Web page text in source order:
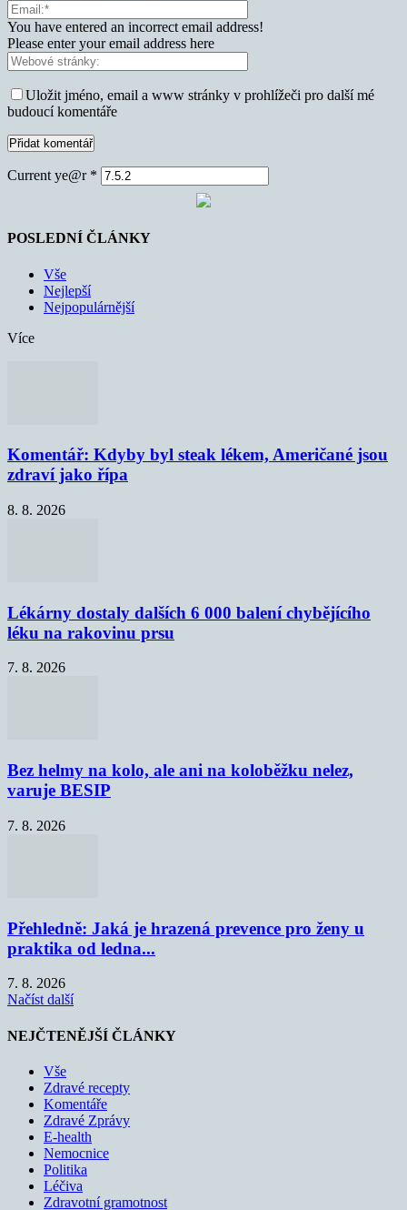
You have entered an incorrect email address!
Please enter your email address here
Uložit jméno, email a www stránky v prohlížeči pro další mé
budoucí komentáře
Current ye@r *
POSLEDNÍ ČLÁNKY
Vše
Nejlepší
Nejpopulárnější
Více
Komentář: Kdyby byl steak lékem, Američané jsou
zdraví jako řípa
8. 8. 2026
Lékárny dostaly dalších 6 000 balení chybějícího
léku na rakovinu prsu
7. 8. 2026
Bez helmy na kolo, ale ani na koloběžku nelez,
varuje BESIP
7. 8. 2026
Přehledně: Jaká je hrazená prevence pro ženy u
praktika od ledna...
7. 8. 2026
Načíst další
NEJČTENĚJŠÍ ČLÁNKY
Vše
Zdravé recepty
Komentáře
Zdravé Zprávy
E-health
Nemocnice
Politika
Léčiva
Zdravotní gramotnost